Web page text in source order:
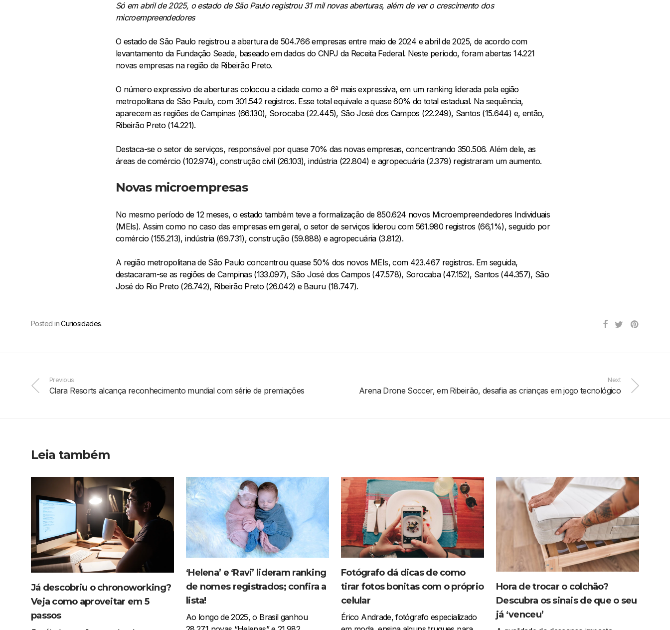
Só em abril de 2025, o estado de São Paulo registrou 31 mil novas aberturas, além de ver o crescimento dos
microempreendedores
O estado de São Paulo registrou a abertura de 504.766 empresas entre maio de 2024 e abril de 2025, de acordo com
levantamento da Fundação Seade, baseado em dados do CNPJ da Receita Federal. Neste período, foram abertas 14.221
novas empresas na região de Ribeirão Preto.
O número expressivo de aberturas colocou a cidade como a 6ª mais expressiva, em um ranking liderada pela egião
metropolitana de São Paulo, com 301.542 registros. Esse total equivale a quase 60% do total estadual. Na sequência,
aparecem as regiões de Campinas (66.130), Sorocaba (22.445), São José dos Campos (22.249), Santos (15.644) e, então,
Ribeirão Preto (14.221).
Destaca-se o setor de serviços, responsável por quase 70% das novas empresas, concentrando 350.506. Além dele, as
áreas de comércio (102.974), construção civil (26.103), indústria (22.804) e agropecuária (2.379) registraram um aumento.
Novas microempresas
No mesmo período de 12 meses, o estado também teve a formalização de 850.624 novos Microempreendedores Individuais
(MEIs). Assim como no caso das empresas em geral, o setor de serviços liderou com 561.980 registros (66,1%), seguido por
comércio (155.213), indústria (69.731), construção (59.888) e agropecuária (3.812).
A região metropolitana de São Paulo concentrou quase 50% dos novos MEIs, com 423.467 registros. Em seguida,
destacaram-se as regiões de Campinas (133.097), São José dos Campos (47.578), Sorocaba (47.152), Santos (44.357), São
José do Rio Preto (26.742), Ribeirão Preto (26.042) e Bauru (18.747).
Posted inCuriosidades.
Previous
Clara Resorts alcança reconhecimento mundial com série de premiações
Next
Arena Drone Soccer, em Ribeirão, desafia as crianças em jogo tecnológico
Leia também
Já descobriu o chronoworking?
Veja como aproveitar em 5
passos
‘Helena’ e ‘Ravi’ lideram ranking
de nomes registrados; confira a
lista!
Ao longo de 2025, o Brasil ganhou
Fotógrafo dá dicas de como
tirar fotos bonitas com o próprio
celular
Érico Andrade, fotógrafo especializado
Hora de trocar o colchão?
Descubra os sinais de que o seu
já ‘venceu’